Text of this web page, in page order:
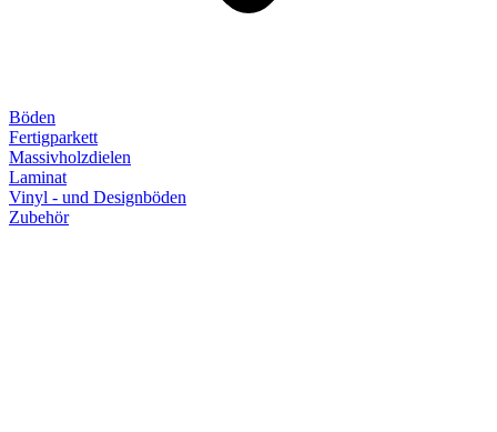
Böden
Fertigparkett
Massivholzdielen
Laminat
Vinyl - und Designböden
Zubehör